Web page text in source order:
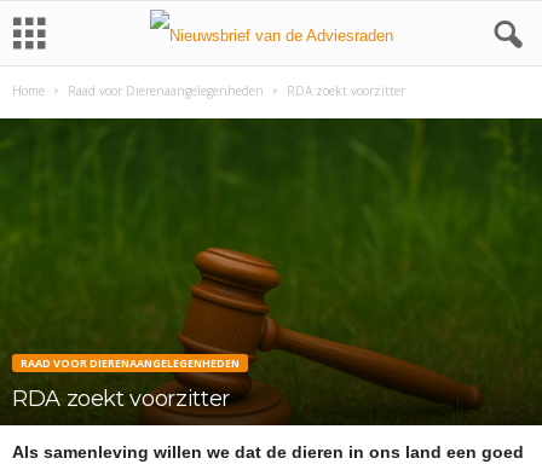
Home Raad voor Dierenaangelegenheden RDA zoekt voorzitter
RAAD VOOR DIERENAANGELEGENHEDEN
RDA zoekt voorzitter
Als samenleving willen we dat de dieren in ons land een goed